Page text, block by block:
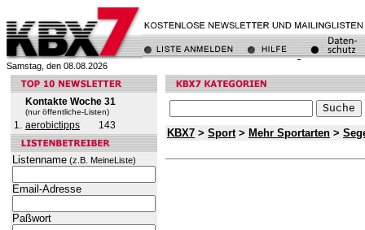
Samstag, den 08.08.2026
Kontakte Woche 31
(nur öffentliche-Listen)
1. aerobictipps 143
Listenname (z.B. MeineListe)
Email-Adresse
Paßwort
KBX7 > Sport> Mehr Sportarten >